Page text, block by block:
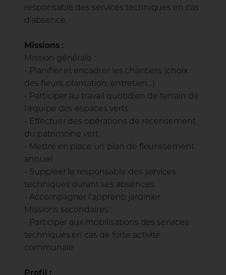
responsable des services techniques en cas
d’absence.
Missions :
Mission générale :
- Planifier et encadrer les chantiers (choix
des fleurs, plantation, entretien…)
- Participer au travail quotidien de terrain de
l’équipe des espaces verts
- Effectuer des opérations de recensement
du patrimoine vert
- Mettre en place un plan de fleurissement
annuel
- Suppléer le responsable des services
techniques durant ses absences
- Accompagner l’apprenti jardinier
Missions secondaires :
- Participer aux mobilisations des services
techniques en cas de forte activité
communale